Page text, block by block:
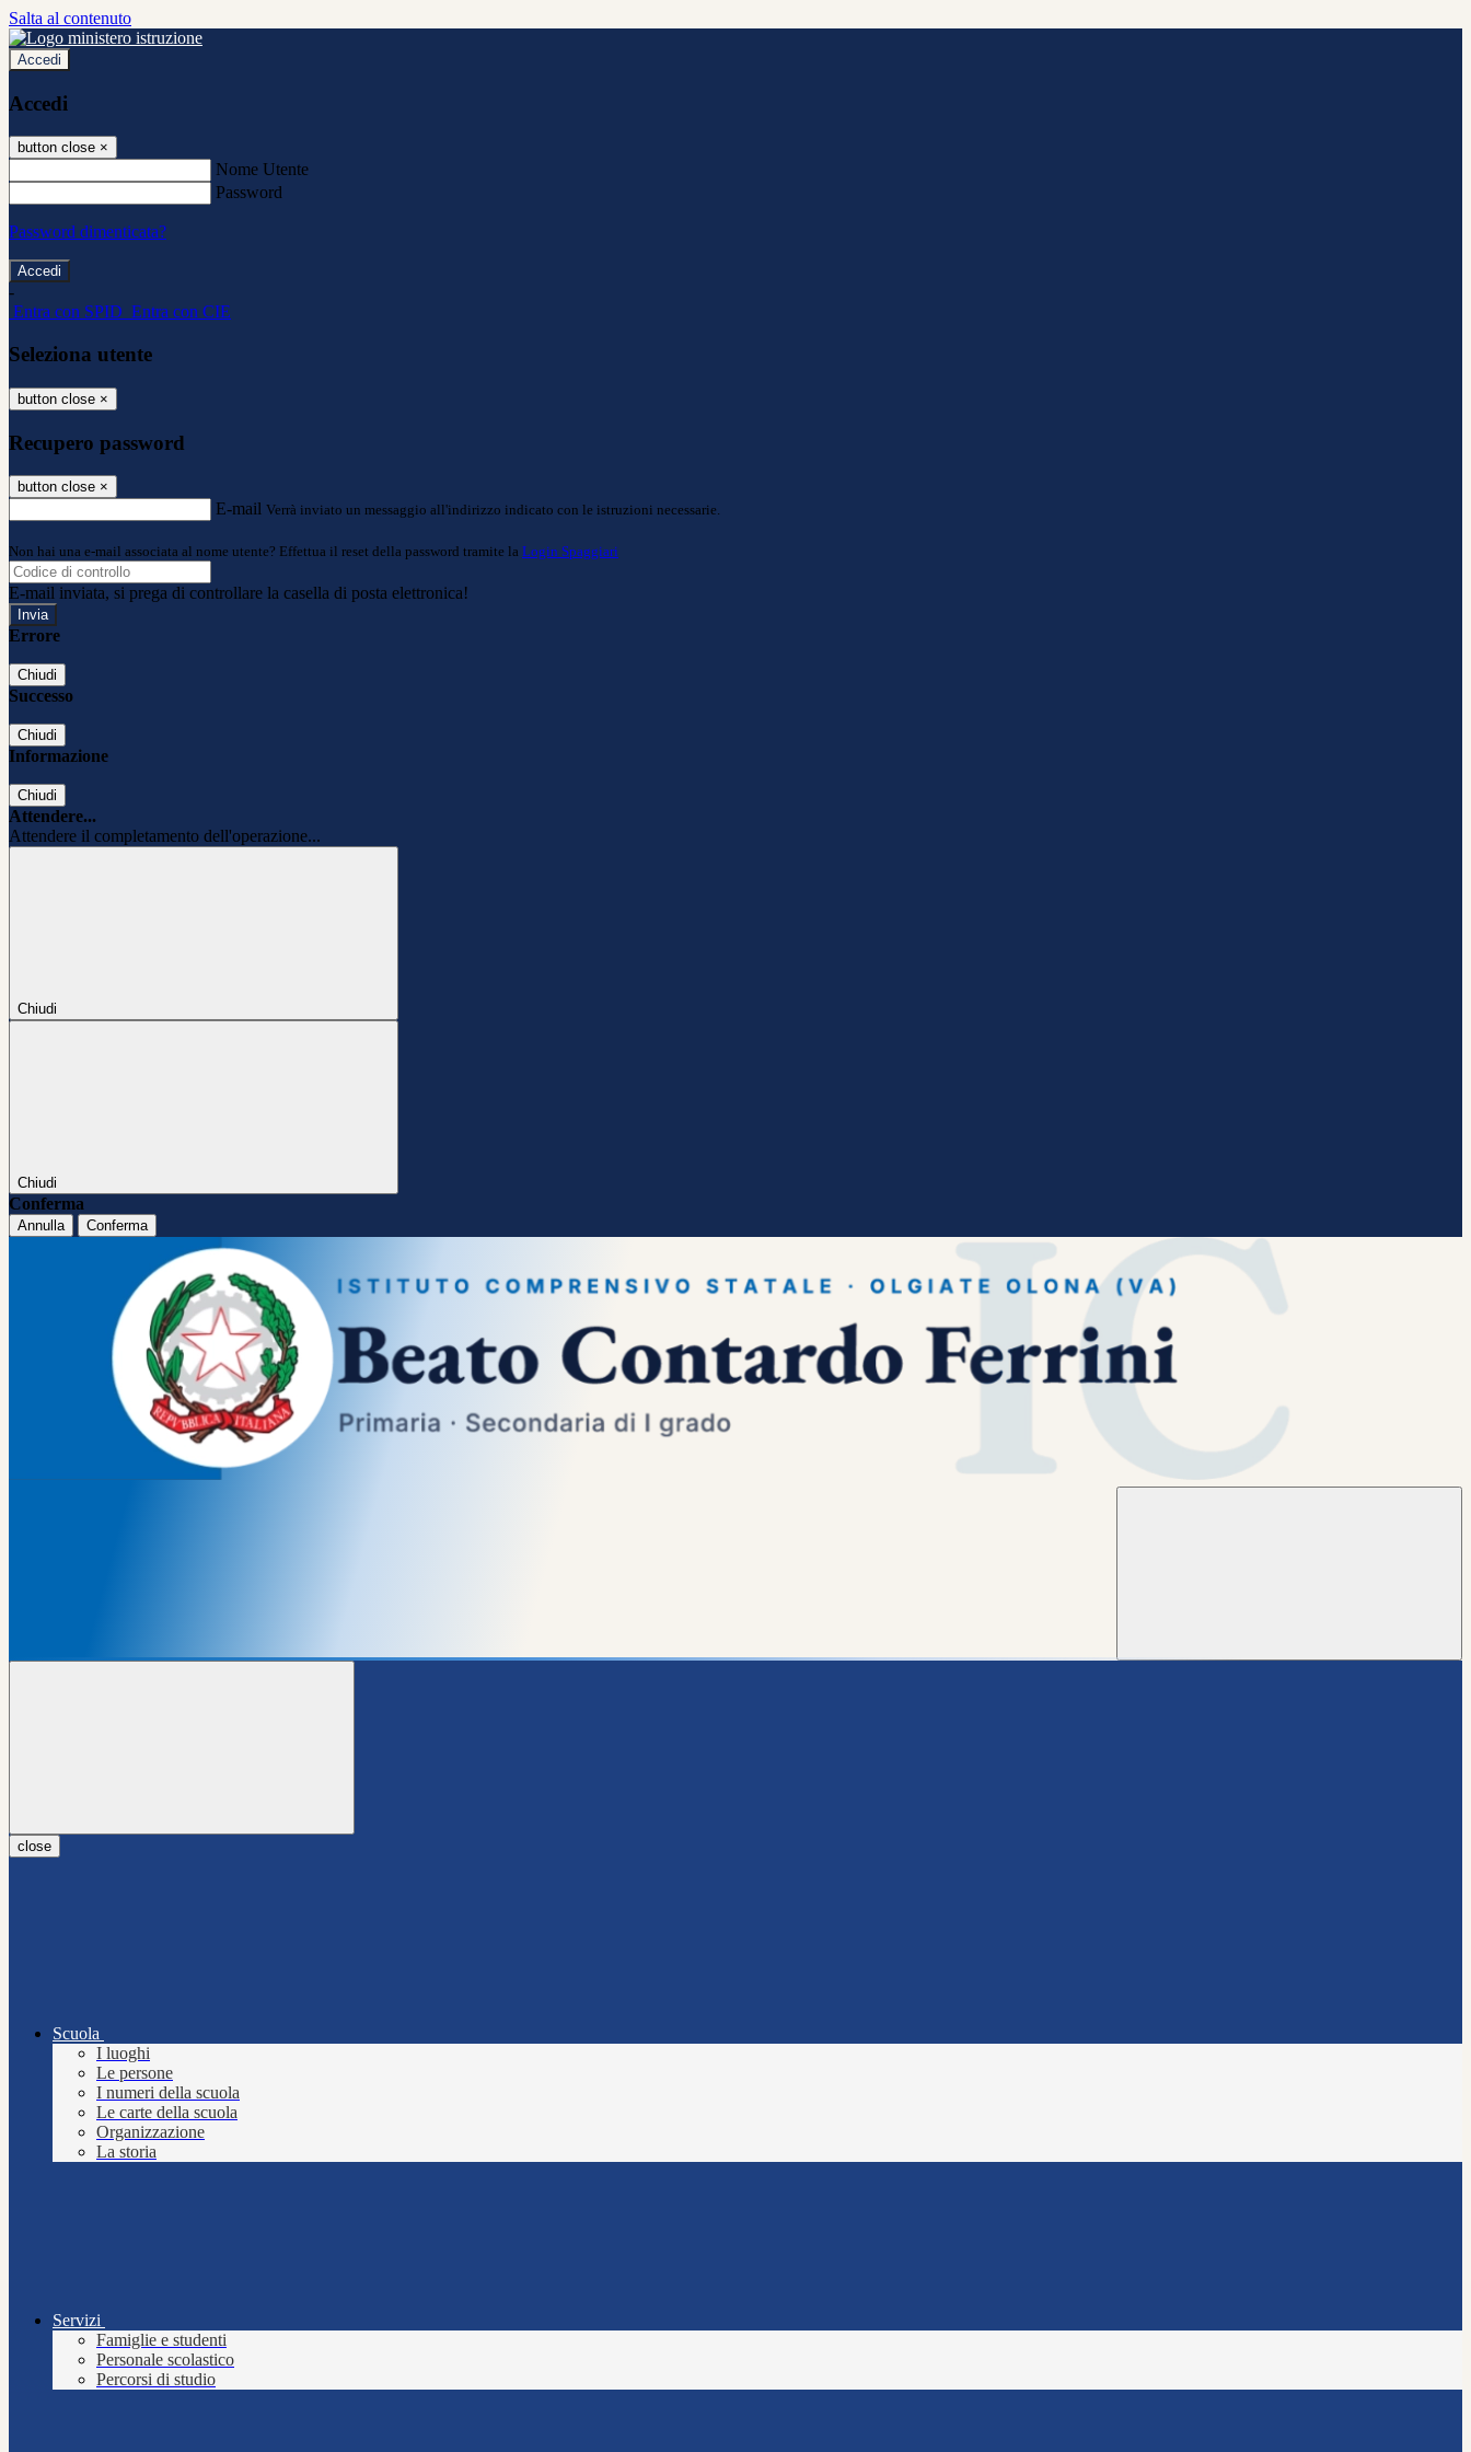
Salta al contenuto
Accedi
Accedi
button close ×
Nome Utente
Password
Password dimenticata?
-
Entra con SPID Entra con CIE
Seleziona utente
button close ×
Recupero password
button close ×
E-mail Verrà inviato un messaggio all'indirizzo indicato con le istruzioni necessarie.
Non hai una e-mail associata al nome utente? Effettua il reset della password tramite la Login Spaggiari
E-mail inviata, si prega di controllare la casella di posta elettronica!
Errore
Chiudi
Successo
Chiudi
Informazione
Chiudi
Attendere...
Attendere il completamento dell'operazione...
Chiudi
Chiudi
Conferma
Annulla Conferma
close
Scuola
I luoghi
Le persone
I numeri della scuola
Le carte della scuola
Organizzazione
La storia
Servizi
Famiglie e studenti
Personale scolastico
Percorsi di studio